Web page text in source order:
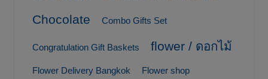
Chocolate
Combo Gifts Set
Congratulation Gift Baskets flower / ดอกไม้
Flower Delivery Bangkok Flower shop